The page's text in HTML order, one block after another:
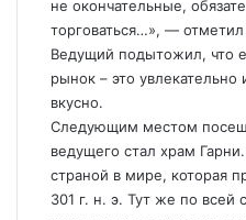
не окончательные,
торговаться…», —
Ведущий подытожил, что
рынок – это
вкусно.
Следующим местом
ведущего стал храм
страной в мире, которая
301 г. н. э. Тут же по всей